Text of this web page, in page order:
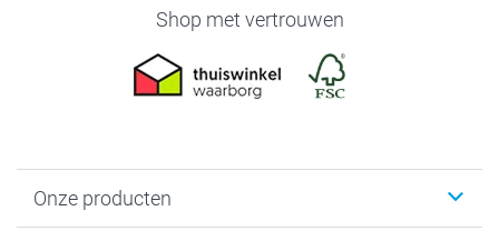
Shop met vertrouwen
Onze producten